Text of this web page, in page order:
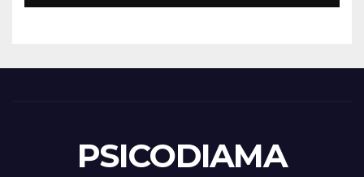
PSICODIAMA